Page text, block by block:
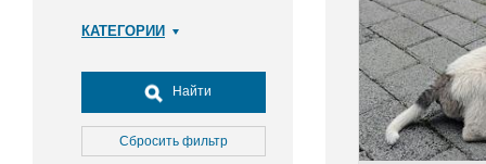
КАТЕГОРИИ
Досуг, туризм и отдых
Культура
Медицина
Найти
Сбросить фильтр